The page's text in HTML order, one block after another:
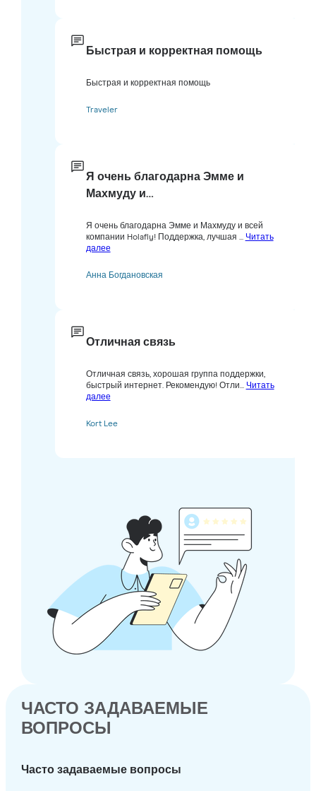
Быстрая и корректная помощь
Быстрая и корректная помощь
Traveler
Я очень благодарна Эмме и
Махмуду и…
Я очень благодарна Эмме и Махмуду и всей
компании Holafly! Поддержка, лучшая ... Читать
далее
Анна Богдановская
Отличная связь
Отличная связь, хорошая группа поддержки,
быстрый интернет. Рекомендую! Отли... Читать
далее
Kort Lee
ЧАСТО ЗАДАВАЕМЫЕ
ВОПРОСЫ
Часто задаваемые вопросы